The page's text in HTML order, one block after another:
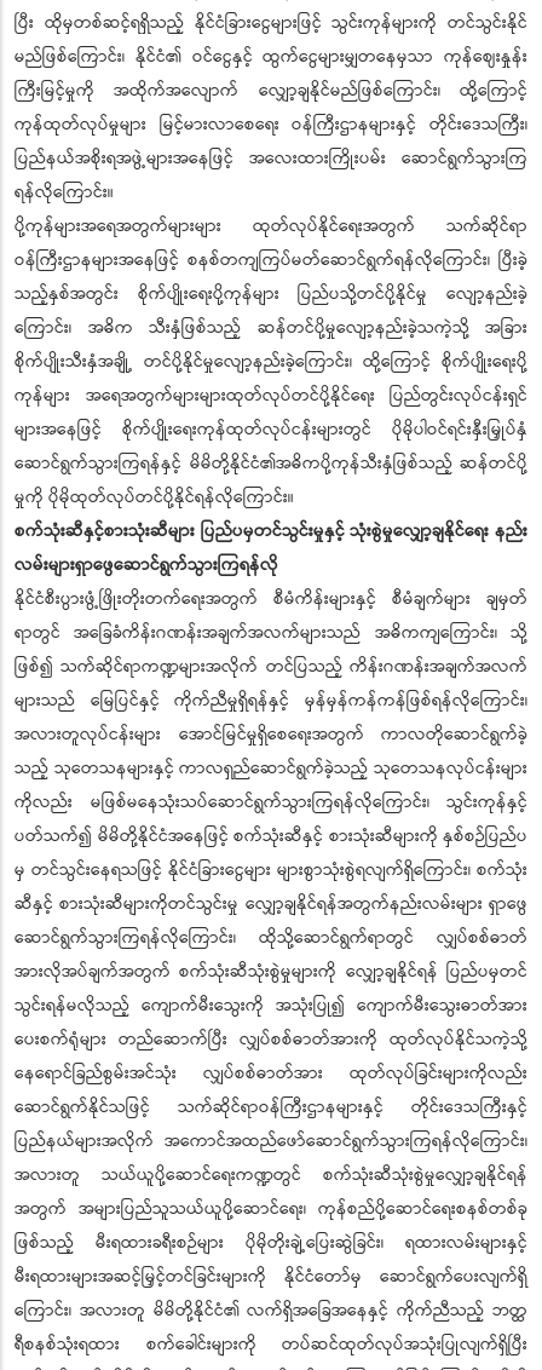
ပြီး ထိုမှတစ်ဆင့်ရရှိသည့် နိုင်ငံခြားငွေများဖြင့် သွင်းကုန်များကို တင်သွင်းနိုင်
မည်ဖြစ်ကြောင်း၊ နိုင်ငံ၏ ဝင်ငွေနှင့် ထွက်ငွေများမျှတနေမှသာ ကုန်ဈေးနှုန်း
ကြီးမြင့်မှုကို အထိုက်အလျောက် လျှော့ချနိုင်မည်ဖြစ်ကြောင်း၊ ထို့ကြောင့်
ကုန်ထုတ်လုပ်မှုများ မြင့်မားလာစေရေး ဝန်ကြီးဌာနများနှင့် တိုင်းဒေသကြီး၊
ပြည်နယ်အစိုးရအဖွဲ့များအနေဖြင့် အလေးထားကြိုးပမ်း ဆောင်ရွက်သွားကြ
ရန်လိုကြောင်း။
ပို့ကုန်များအရေအတွက်များများ ထုတ်လုပ်နိုင်ရေးအတွက် သက်ဆိုင်ရာ
ဝန်ကြီးဌာနများအနေဖြင့် စနစ်တကျကြပ်မတ်ဆောင်ရွက်ရန်လိုကြောင်း၊ ပြီးခဲ့
သည့်နှစ်အတွင်း စိုက်ပျိုးရေးပို့ကုန်များ ပြည်ပသို့တင်ပို့နိုင်မှု လျော့နည်းခဲ့
ကြောင်း၊ အဓိက သီးနှံဖြစ်သည့် ဆန်တင်ပို့မှုလျော့နည်းခဲ့သကဲ့သို့ အခြား
စိုက်ပျိုးသီးနှံအချို့ တင်ပို့နိုင်မှုလျော့နည်းခဲ့ကြောင်း၊ ထို့ကြောင့် စိုက်ပျိုးရေးပို့
ကုန်များ အရေအတွက်များများထုတ်လုပ်တင်ပို့နိုင်ရေး ပြည်တွင်းလုပ်ငန်းရှင်
များအနေဖြင့် စိုက်ပျိုးရေးကုန်ထုတ်လုပ်ငန်းများတွင် ပိုမိုပါဝင်ရင်းနှီးမြှုပ်နှံ
ဆောင်ရွက်သွားကြရန်နှင့် မိမိတို့နိုင်ငံ၏အဓိကပို့ကုန်သီးနှံဖြစ်သည့် ဆန်တင်ပို့
မှုကို ပိုမိုထုတ်လုပ်တင်ပို့နိုင်ရန်လိုကြောင်း။
စက်သုံးဆီနှင့်စားသုံးဆီများ ပြည်ပမှတင်သွင်းမှုနှင့် သုံးစွဲမှုလျှော့ချနိုင်ရေး နည်း
လမ်းများရှာဖွေဆောင်ရွက်သွားကြရန်လို
နိုင်ငံစီးပွားဖွံ့ဖြိုးတိုးတက်ရေးအတွက် စီမံကိန်းများနှင့် စီမံချက်များ ချမှတ်
ရာတွင် အခြေခံကိန်းဂဏန်းအချက်အလက်များသည် အဓိကကျကြောင်း၊ သို့
ဖြစ်၍ သက်ဆိုင်ရာကဏ္ဍများအလိုက် တင်ပြသည့် ကိန်းဂဏန်းအချက်အလက်
များသည် မြေပြင်နှင့် ကိုက်ညီမှုရှိရန်နှင့် မှန်မှန်ကန်ကန်ဖြစ်ရန်လိုကြောင်း၊
အလားတူလုပ်ငန်းများ အောင်မြင်မှုရှိစေရေးအတွက် ကာလတိုဆောင်ရွက်ခဲ့
သည့် သုတေသနများနှင့် ကာလရှည်ဆောင်ရွက်ခဲ့သည့် သုတေသနလုပ်ငန်းများ
ကိုလည်း မဖြစ်မနေသုံးသပ်ဆောင်ရွက်သွားကြရန်လိုကြောင်း၊ သွင်းကုန်နှင့်
ပတ်သက်၍ မိမိတို့နိုင်ငံအနေဖြင့် စက်သုံးဆီနှင့် စားသုံးဆီများကို နှစ်စဉ်ပြည်ပ
မှ တင်သွင်းနေရသဖြင့် နိုင်ငံခြားငွေများ များစွာသုံးစွဲရလျက်ရှိကြောင်း၊ စက်သုံး
ဆီနှင့် စားသုံးဆီများကိုတင်သွင်းမှု လျှော့ချနိုင်ရန်အတွက်နည်းလမ်းများ ရှာဖွေ
ဆောင်ရွက်သွားကြရန်လိုကြောင်း၊ ထိုသို့ဆောင်ရွက်ရာတွင် လျှပ်စစ်ဓာတ်
အားလိုအပ်ချက်အတွက် စက်သုံးဆီသုံးစွဲမှုများကို လျှော့ချနိုင်ရန် ပြည်ပမှတင်
သွင်းရန်မလိုသည့် ကျောက်မီးသွေးကို အသုံးပြု၍ ကျောက်မီးသွေးဓာတ်အား
ပေးစက်ရုံများ တည်ဆောက်ပြီး လျှပ်စစ်ဓာတ်အားကို ထုတ်လုပ်နိုင်သကဲ့သို့
နေရောင်ခြည်စွမ်းအင်သုံး လျှပ်စစ်ဓာတ်အား ထုတ်လုပ်ခြင်းများကိုလည်း
ဆောင်ရွက်နိုင်သဖြင့် သက်ဆိုင်ရာဝန်ကြီးဌာနများနှင့် တိုင်းဒေသကြီးနှင့်
ပြည်နယ်များအလိုက် အကောင်အထည်ဖော်ဆောင်ရွက်သွားကြရန်လိုကြောင်း၊
အလားတူ သယ်ယူပို့ဆောင်ရေးကဏ္ဍတွင် စက်သုံးဆီသုံးစွဲမှုလျှော့ချနိုင်ရန်
အတွက် အများပြည်သူသယ်ယူပို့ဆောင်ရေး၊ ကုန်စည်ပို့ဆောင်ရေးစနစ်တစ်ခု
ဖြစ်သည့် မီးရထားခရီးစဉ်များ ပိုမိုတိုးချဲ့ပြေးဆွဲခြင်း၊ ရထားလမ်းများနှင့်
မီးရထားများအဆင့်မြှင့်တင်ခြင်းများကို နိုင်ငံတော်မှ ဆောင်ရွက်ပေးလျက်ရှိ
ကြောင်း၊ အလားတူ မိမိတို့နိုင်ငံ၏ လက်ရှိအခြေအနေနှင့် ကိုက်ညီသည့် ဘတ္ထ
ရီစနစ်သုံးရထား စက်ခေါင်းများကို တပ်ဆင်ထုတ်လုပ်အသုံးပြုလျက်ရှိပြီး